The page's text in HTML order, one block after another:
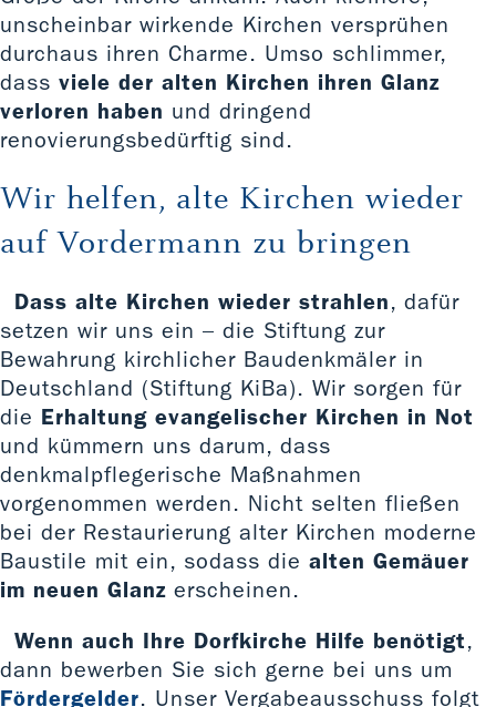
unscheinbar wirkende Kirchen versprühen
durchaus ihren Charme. Umso schlimmer,
dass viele der alten Kirchen ihren Glanz
verloren haben und dringend
renovierungsbedürftig sind.
Wir helfen, alte Kirchen wieder
auf Vordermann zu bringen
Dass alte Kirchen wieder strahlen, dafür
setzen wir uns ein – die Stiftung zur
Bewahrung kirchlicher Baudenkmäler in
Deutschland (Stiftung KiBa). Wir sorgen für
die Erhaltung evangelischer Kirchen in Not
und kümmern uns darum, dass
denkmalpflegerische Maßnahmen
vorgenommen werden. Nicht selten fließen
bei der Restaurierung alter Kirchen moderne
Baustile mit ein, sodass die alten Gemäuer
im neuen Glanz erscheinen.
Wenn auch Ihre Dorfkirche Hilfe benötigt,
dann bewerben Sie sich gerne bei uns um
Fördergelder. Unser Vergabeausschuss folgt